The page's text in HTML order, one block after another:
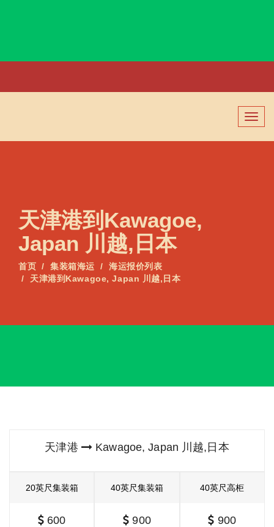
切
换
导
天津港到Kawagoe,
Japan 川越,日本
首页 集装箱海运
海运报价列表
天津港到Kawagoe, Japan 川越,日本
天津港 Kawagoe, Japan 川越,日本
20英尺集装箱
600
40英尺集装箱
900
40英尺高柜
900